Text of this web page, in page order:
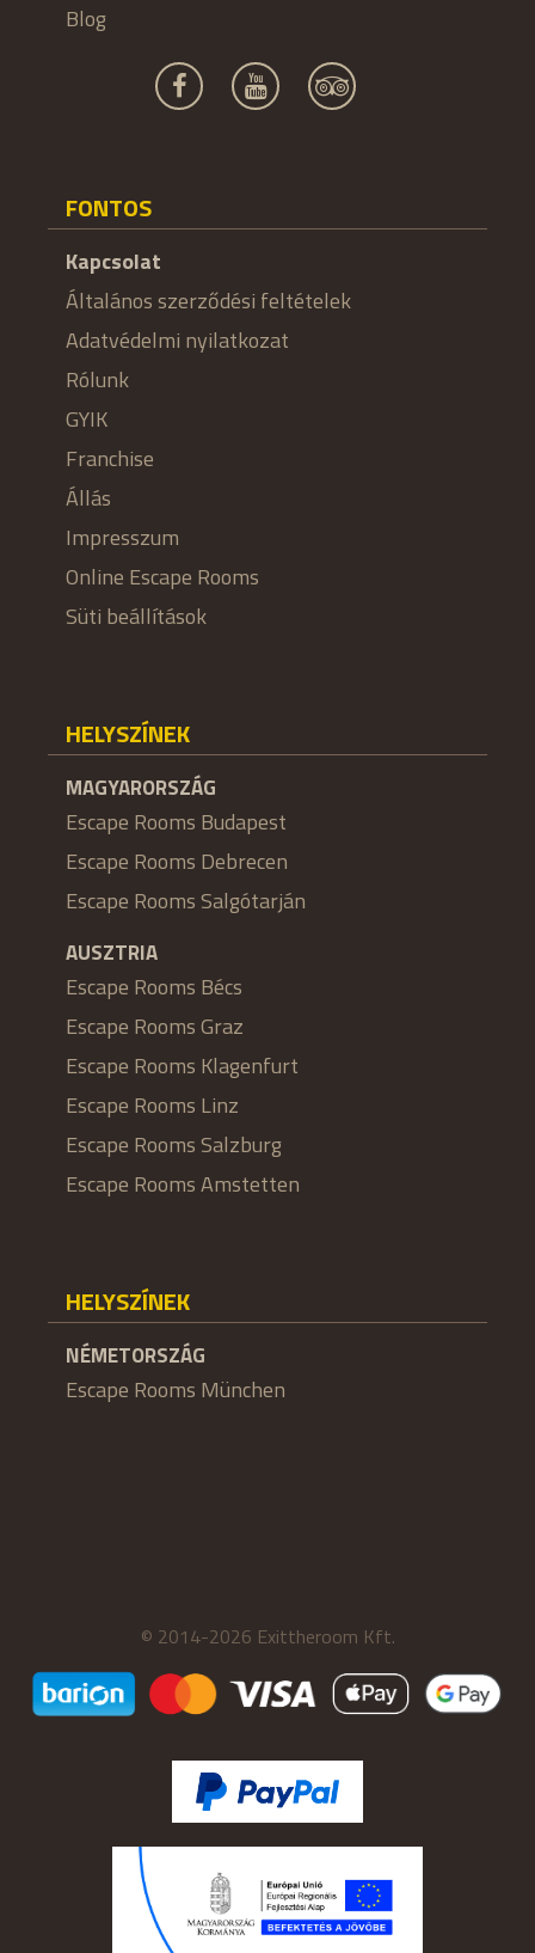
Blog
FONTOS
Kapcsolat
Általános szerződési feltételek
Adatvédelmi nyilatkozat
Rólunk
GYIK
Franchise
Állás
Impresszum
Online Escape Rooms
Süti beállítások
HELYSZÍNEK
MAGYARORSZÁG
Escape Rooms Budapest
Escape Rooms Debrecen
Escape Rooms Salgótarján
AUSZTRIA
Escape Rooms Bécs
Escape Rooms Graz
Escape Rooms Klagenfurt
Escape Rooms Linz
Escape Rooms Salzburg
Escape Rooms Amstetten
HELYSZÍNEK
NÉMETORSZÁG
Escape Rooms München
© 2014-2026 Exittheroom Kft.